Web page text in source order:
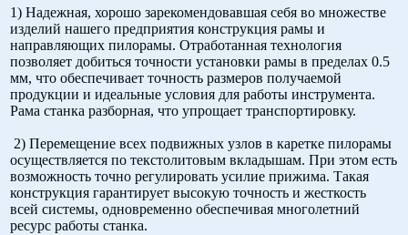
1) Надежная, хорошо зарекомендовавшая себя во множестве
изделий нашего предприятия конструкция рамы и
направляющих пилорамы. Отработанная технология
позволяет добиться точности установки рамы в пределах 0.5
мм, что обеспечивает точность размеров получаемой
продукции и идеальные условия для работы инструмента.
Рама станка разборная, что упрощает транспортировку.
2) Перемещение всех подвижных узлов в каретке пилорамы
осуществляется по текстолитовым вкладышам. При этом есть
возможность точно регулировать усилие прижима. Такая
конструкция гарантирует высокую точность и жесткость
всей системы, одновременно обеспечивая многолетний
ресурс работы станка.